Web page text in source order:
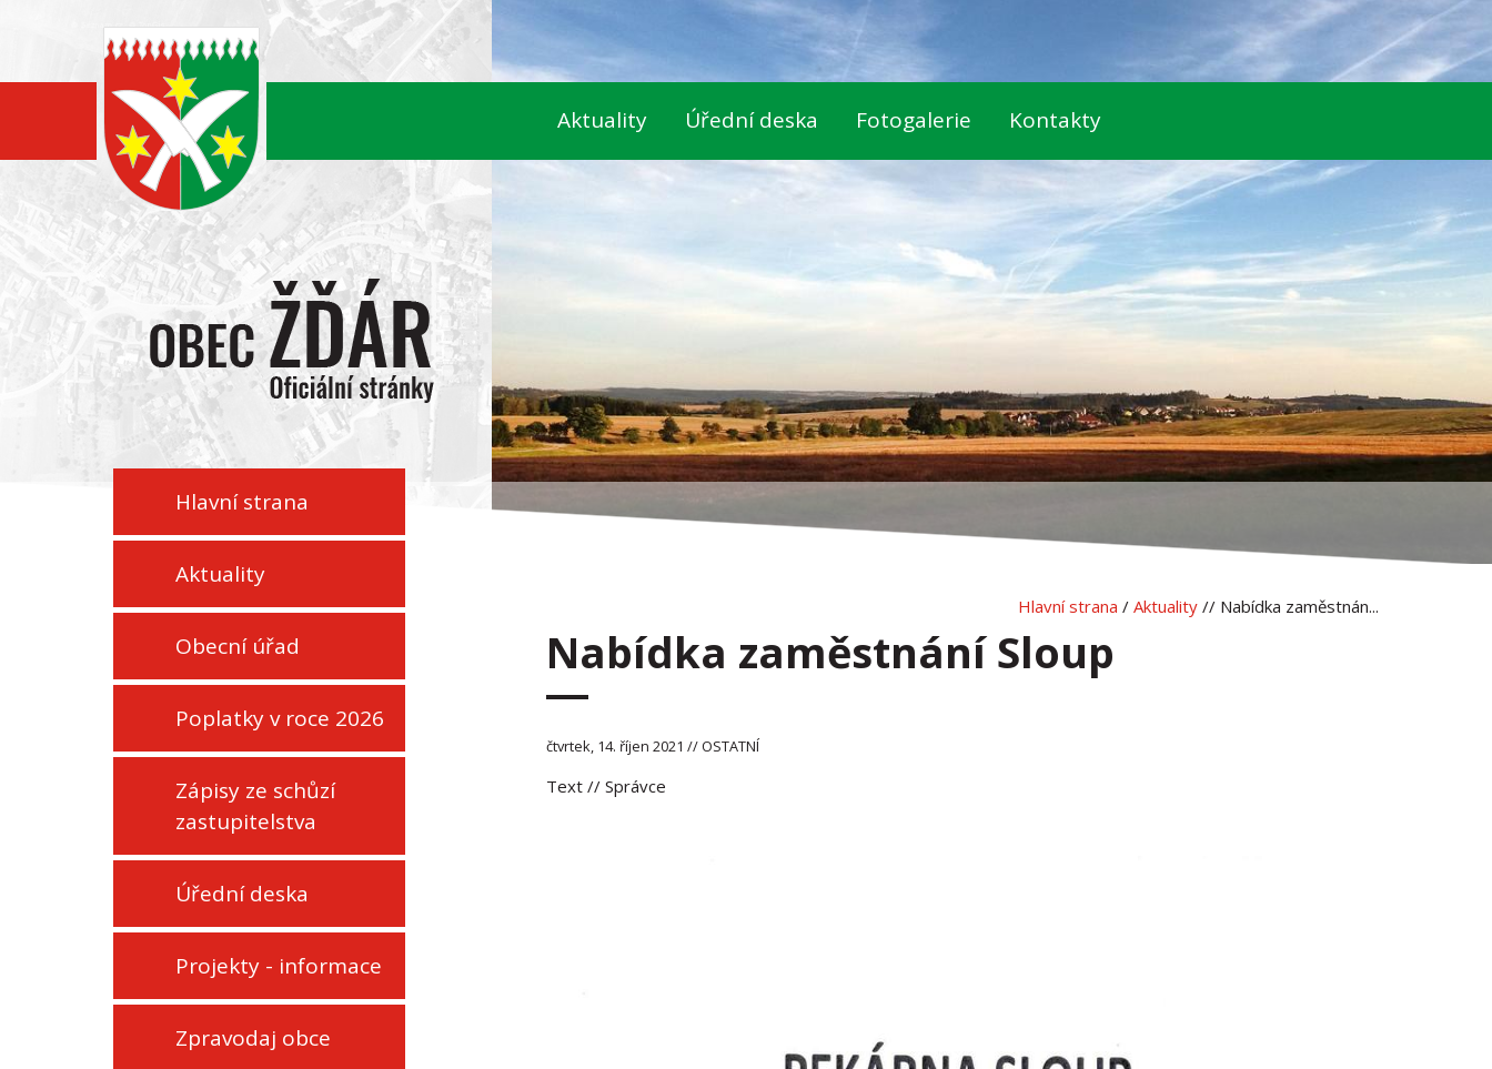
Aktuality Úřední deska Fotogalerie Kontakty
Hlavní strana
Aktuality
Obecní úřad
Poplatky v roce 2026
Zápisy ze schůzí
zastupitelstva
Úřední deska
Projekty - informace
Zpravodaj obce
Hlavní strana / Aktuality // Nabídka zaměstnán...
Nabídka zaměstnání Sloup
čtvrtek, 14. říjen 2021 // OSTATNÍ
Text // Správce